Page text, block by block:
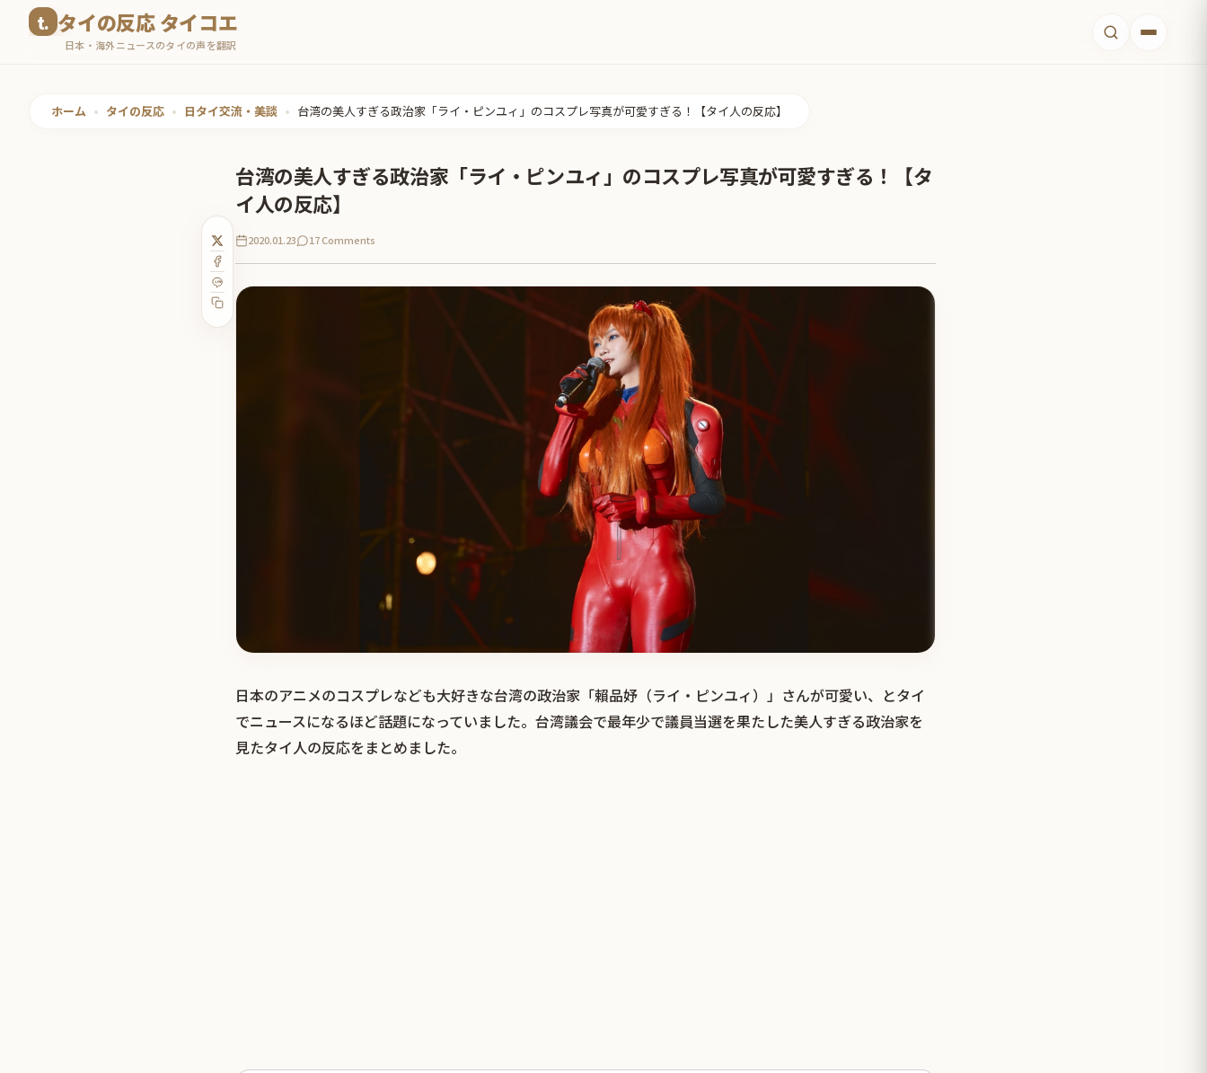
タイの反応 タイコエ
日本・海外ニュースのタイの声を翻訳
ホーム • タイの反応 • 日タイ交流・美談 • 台湾の美人すぎる政治家「ライ・ピンユィ」のコスプレ写真が可愛すぎる！【タイ人の反応】
台湾の美人すぎる政治家「ライ・ピンユィ」のコスプレ写真が可愛すぎる！【タ
イ人の反応】
2020.01.23 17 Comments
日本のアニメのコスプレなども大好きな台湾の政治家「賴品妤（ライ・ピンユィ）」さんが可愛い、とタイ
でニュースになるほど話題になっていました。台湾議会で最年少で議員当選を果たした美人すぎる政治家を
見たタイ人の反応をまとめました。